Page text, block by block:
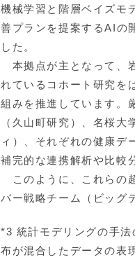
機械学習と階層ベイズモ
善プランを提案するAIの
した。
本拠点が主となって、
れているコホート研究を
組みを推進しています。
（久山町研究）、名桜
ィ）、それぞれの健康デ
補完的な連携解析や比較
このように、これらの
バー戦略チーム（ビッグ
*3 統計モデリングの手
布が混合したデータの表